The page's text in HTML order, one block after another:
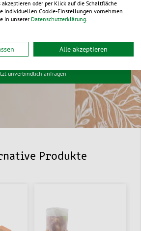
anfragen
um die Individualisierung
unverbindlich anfragen
Produkte
akzeptieren oder per Klick auf die Schaltfläche
individuellen Cookie-Einstellungen vornehmen.
in unserer Datenschutzerklärung.
Alle akzeptieren